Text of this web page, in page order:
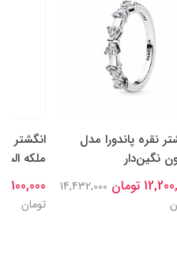
نقره پاندورا مدل
نگین‌دار
تومان
14,432,000
انگشتر
ملکه
15,100,000
تومان